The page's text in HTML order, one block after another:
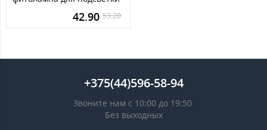
53.20
42.90
+375(44)596-58-94
Звоните нам с 10:00 до 19:50
Без выходных